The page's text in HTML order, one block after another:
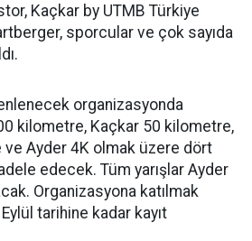
Kaçkar by UTMB Türkiye
sporcular ve çok sayıda
organizasyonda
kilometre, Kaçkar 50 kilometre,
Ayder 4K olmak üzere dört
edecek. Tüm yarışlar Ayder
Organizasyona katılmak
tarihine kadar kayıt